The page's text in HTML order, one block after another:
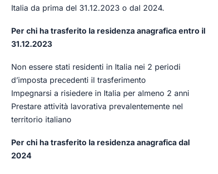
Italia da prima del 31.12.2023 o dal 2024.
Per chi ha trasferito la residenza anagrafica entro il
31.12.2023
Non essere stati residenti in Italia nei 2 periodi
d’imposta precedenti il trasferimento
Impegnarsi a risiedere in Italia per almeno 2 anni
Prestare attività lavorativa prevalentemente nel
territorio italiano
Per chi ha trasferito la residenza anagrafica dal
2024